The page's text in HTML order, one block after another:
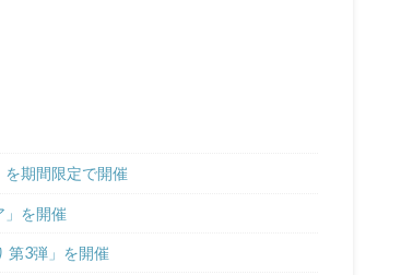
期間限定で開催
」を開催
第3弾」を開催